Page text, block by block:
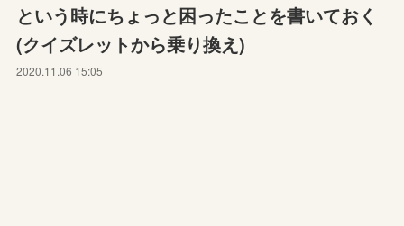
という時にちょっと困ったことを書いておく
(クイズレットから乗り換え)
2020.11.06 15:05